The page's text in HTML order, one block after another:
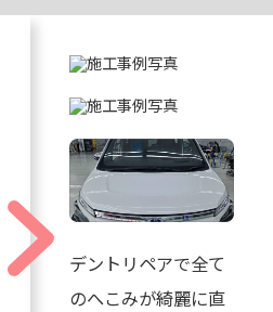
デントリペアで全て
のへこみが綺麗に直